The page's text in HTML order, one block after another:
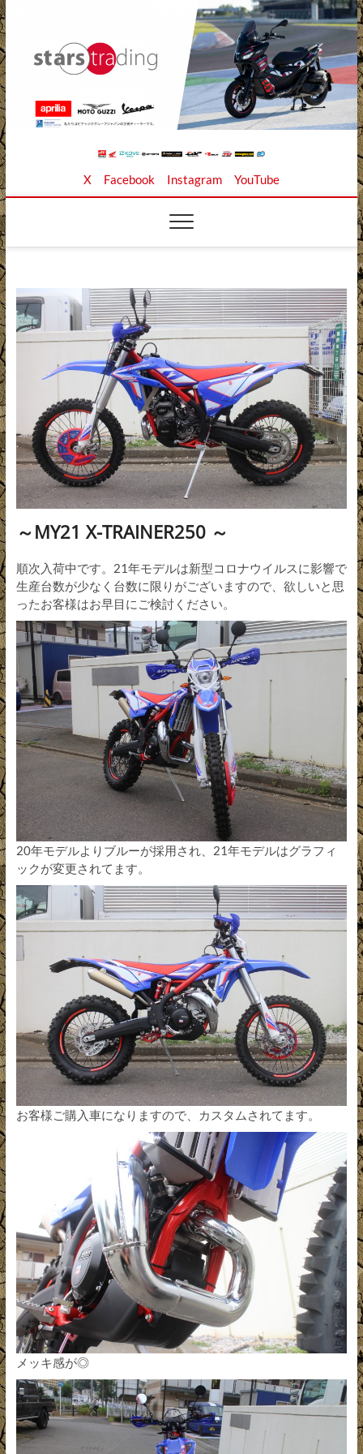
Skip
to
content
Stars Trading Ltd. |
株式会社スターズト
レーディング
APRILIA MOTO GUZZI正規ディーラー、REKLUSE、
X Facebook Instagram YouTube
～MY21 X-TRAINER250 ～
順次入荷中です。21年モデルは新型コロナウイルスに影響で
生産台数が少なく台数に限りがございますので、欲しいと思
ったお客様はお早目にご検討ください。
20年モデルよりブルーが採用され、21年モデルはグラフィ
ックが変更されてます。
お客様ご購入車になりますので、カスタムされてます。
メッキ感が◎